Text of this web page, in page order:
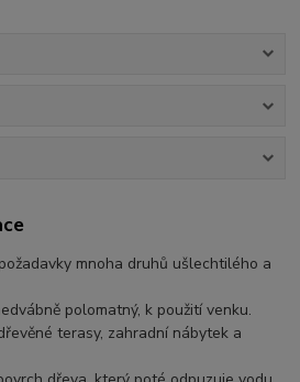
mnoha druhů ušlechtilého a
polomatný, k použití venku.
terasy, zahradní nábytek a